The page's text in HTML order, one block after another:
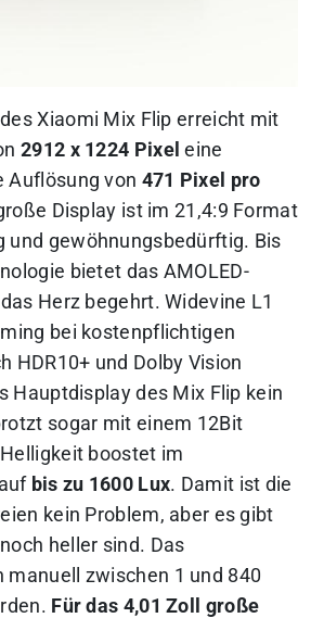
Xiaomi Mix Flip erreicht mit
2912 x 1224 Pixel eine
Auflösung von 471 Pixel pro
Display ist im 21,4:9 Format
und gewöhnungsbedürftig. Bis
bietet das AMOLED-
Herz begehrt. Widevine L1
bei kostenpflichtigen
HDR10+ und Dolby Vision
Hauptdisplay des Mix Flip kein
sogar mit einem 12Bit
boostet im
bis zu 1600 Lux. Damit ist die
kein Problem, aber es gibt
heller sind. Das
manuell zwischen 1 und 840
Für das 4,01 Zoll große